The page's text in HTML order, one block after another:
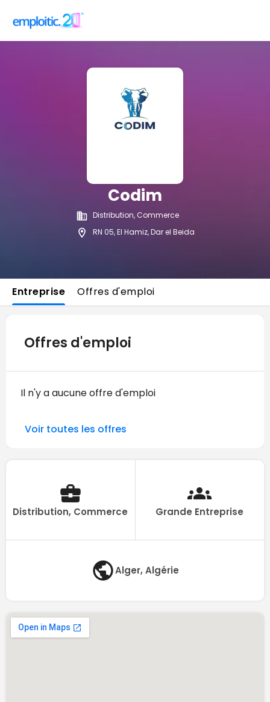
Codim
Distribution, Commerce
RN 05, El Hamiz, Dar el Beida
Entreprise Offres d'emploi
Offres d'emploi
Il n'y a aucune offre d'emploi
Voir toutes les offres
Distribution, Commerce Grande Entreprise
Alger, Algérie